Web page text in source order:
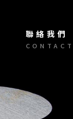
聯絡我們
CONTACT